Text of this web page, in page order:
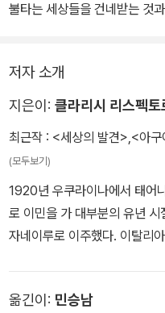
불타는 세상들을 건네받는 것
저자 소개
지은이: 클라리시 리스펙토
최근작 : <세상의 발견>,<아구
(모두보기)
1920년 우쿠라이나에서 태어
로 이민을 가 대부분의 유년 시
자네이루로 이주했다. 이탈리
쁨의 책들』로 황금돌고래상을
옮긴이: 민승남